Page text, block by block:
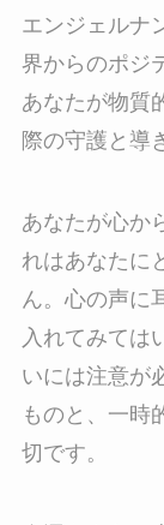
エンジェルナ
界からのポジ
あなたが物質
際の守護と導
あなたが心か
れはあなたに
ん。心の声に
入れてみては
いには注意が
ものと、一時
切です。